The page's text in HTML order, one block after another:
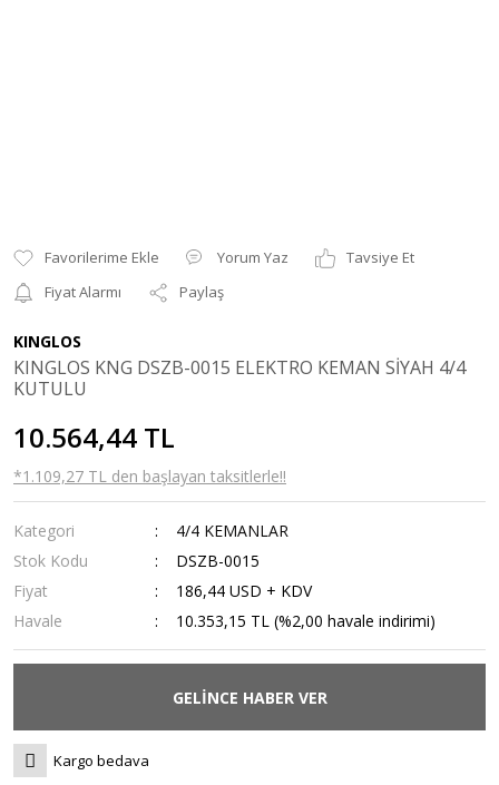
Yorum Yaz
Tavsiye Et
Fiyat Alarmı
Paylaş
KINGLOS
KINGLOS KNG DSZB-0015 ELEKTRO KEMAN SİYAH 4/4
KUTULU
10.564,44 TL
*1.109,27 TL den başlayan taksitlerle!!
Kategori
4/4 KEMANLAR
Stok Kodu
DSZB-0015
Fiyat
186,44 USD + KDV
Havale
10.353,15 TL (%2,00 havale indirimi)
GELİNCE HABER VER
Kargo bedava